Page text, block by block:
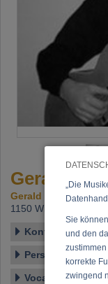
„Die
Sie
und den
korrekte
zwingend
Gerald
Gerald Smrzek
1150 Wien,
Kontakt
Personen-Details
Vocal –